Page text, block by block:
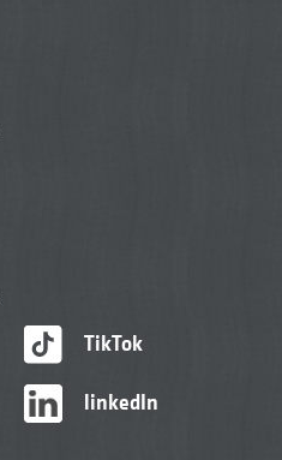
TikTok
linkedIn